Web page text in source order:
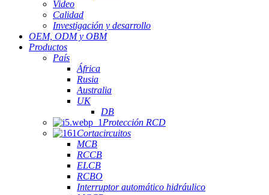
Video
Calidad
Investigación y desarrollo
OEM, ODM y OBM
Productos
País
África
Rusia
Australia
UK
DB
Protección RCD
Cortacircuitos
MCB
RCCB
ELCB
RCBO
Interruptor automático hidráulico